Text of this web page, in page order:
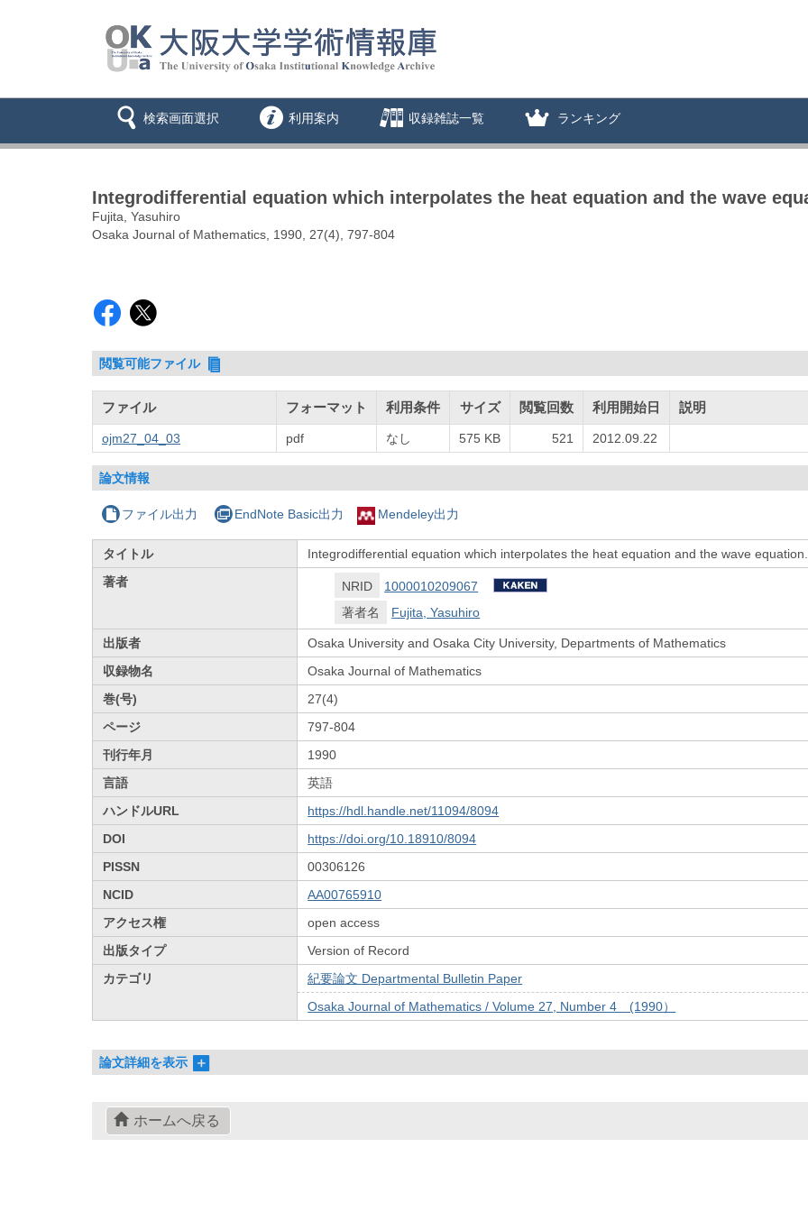
検索画面選択 利用案内 収録雑誌一覧 ランキング
Integrodifferential equation which interpolates the heat equation and the wave
Fujita, Yasuhiro
Osaka Journal of Mathematics, 1990, 27(4), 797-804
閲覧可能ファイル
ファイル フォーマット 利用条件 サイズ 閲覧回数 利用開始日 説明
ojm27_04_03 pdf なし 575 KB 521 2012.09.22
論文情報
ファイル出力 EndNote Basic出力 Mendeley出力
タイトル
Integrodifferential equation which interpolates the heat equation and the wave
著者
NRID
1000010209067
著者名
Fujita, Yasuhiro
出版者
Osaka University and Osaka City University, Departments of Mathematics
収録物名
Osaka Journal of Mathematics
巻(号)
27(4)
ページ
797-804
刊行年月
1990
言語
英語
ハンドルURL
https://hdl.handle.net/11094/8094
DOI
https://doi.org/10.18910/8094
PISSN
00306126
NCID
AA00765910
アクセス権
open access
出版タイプ
Version of Record
カテゴリ
紀要論文 Departmental Bulletin Paper
Osaka Journal of Mathematics / Volume 27, Number 4 (1990）
論文詳細を表示
ホームへ戻る